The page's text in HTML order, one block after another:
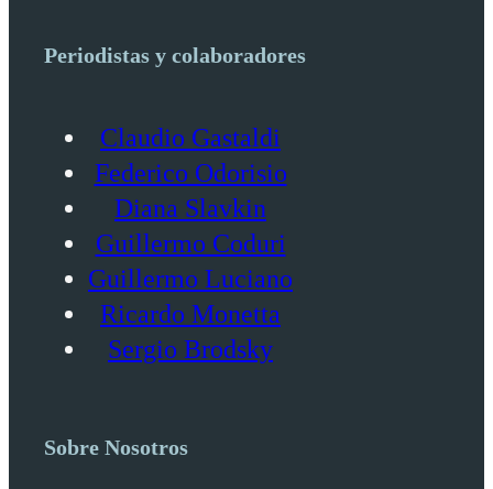
Periodistas y colaboradores
Claudio Gastaldi
Federico Odorisio
Diana Slavkin
Guillermo Coduri
Guillermo Luciano
Ricardo Monetta
Sergio Brodsky
Sobre Nosotros